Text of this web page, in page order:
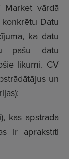
Market vārdā
Datu
ka datu
pašu datu
likumi. CV
un
kas apstrādā
ir aprakstīti